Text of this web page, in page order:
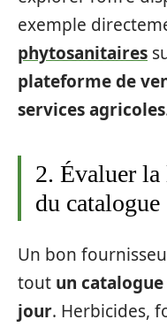
exemple
phytosanitaires
plateforme de
services agricoles
2. Évaluer
du catalogue
Un bon
tout un
jour. Herbicides,